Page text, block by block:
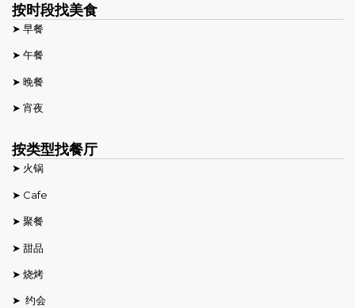
按时段找美食
➤ 早餐
➤ 午餐
➤ 晚餐
➤ 宵夜
按类型找餐厅
➤ 火锅
➤ Cafe
➤ 聚餐
➤ 甜品
➤ 烧烤
➤ 约会